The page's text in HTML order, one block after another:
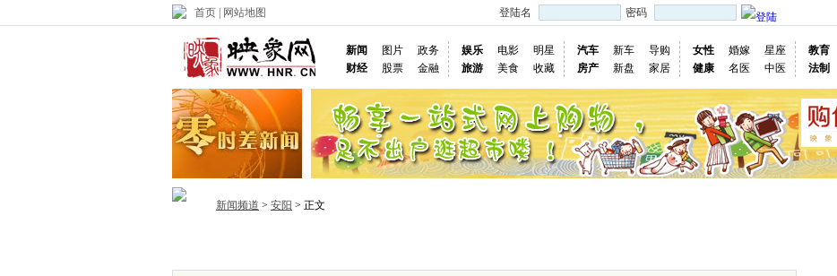
首页 网站地图 登陆名 密码
新闻 图片
政务
财经
股票 金融
娱乐 电影
明星
旅游
美食 收藏
汽车 新车
导购
房产
新盘 家居
女性 婚嫁
星座
健康
名医 中医
教育
法制
新闻频道 > 安阳 > 正文